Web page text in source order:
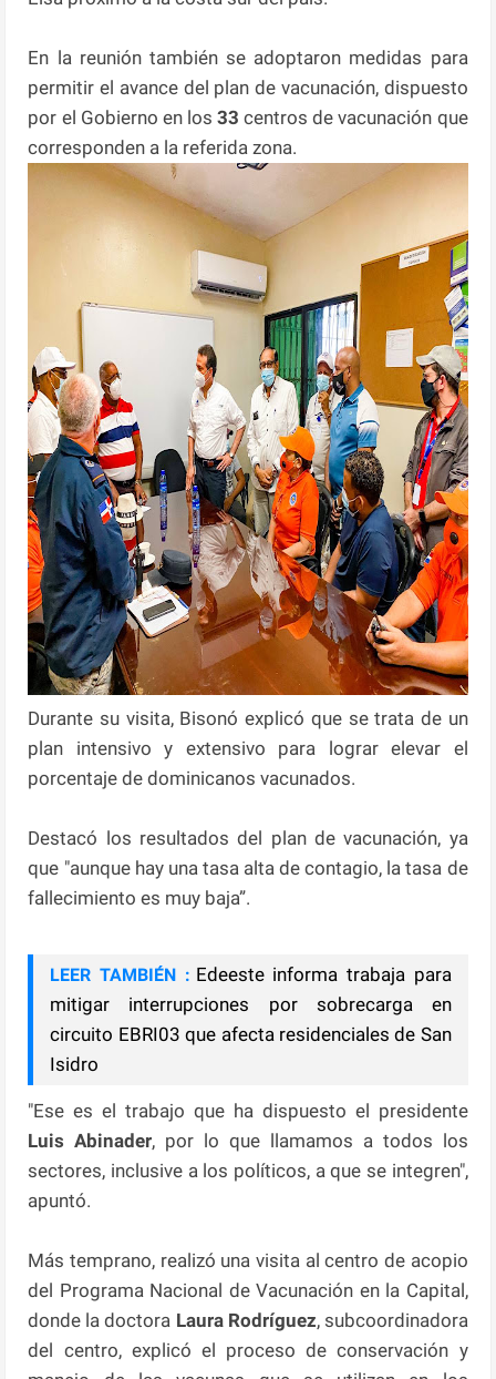
En la reunión también se adoptaron medidas para
permitir el avance del plan de vacunación, dispuesto
por el Gobierno en los33 centros de vacunación que
corresponden a la referida zona.
Durante su visita, Bisonó explicó que se trata de un
plan intensivo y extensivo para lograr elevar el
porcentaje de dominicanos vacunados.
Destacó los resultados del plan de vacunación, ya
que "aunque hay una tasa alta de contagio, la tasa de
fallecimiento es muy baja”.
LEER TAMBIÉN : Edeeste informa trabaja para
mitigar interrupciones por sobrecarga en
circuito EBRI03 que afecta residenciales de San
Isidro
"Ese es el trabajo que ha dispuesto el presidente
Luis Abinader, por lo que llamamos a todos los
sectores, inclusive a los políticos, a que se integren",
apuntó.
Más temprano, realizó una visita al centro de acopio
del Programa Nacional de Vacunación en la Capital,
donde la doctora Laura Rodríguez, subcoordinadora
del centro, explicó el proceso de conservación y